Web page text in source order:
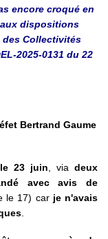
encore croqué en
dispositions
des Collectivités
2025-0131 du 22
Bertrand Gaume
23 juin , via deux
avec avis de
le 17) carje n'avais